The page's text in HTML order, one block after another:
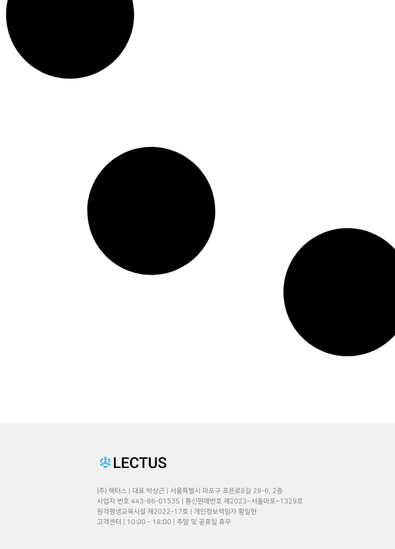
(주) 렉터스 | 대표 박상근 | 서울특별시 마포구 포은로8길 28-6, 2층
사업자 번호 443-86-01535 | 통신판매번호 제2023–서울마포–1329호
원격평생교육시설 제2022-17호 | 개인정보책임자 황일현
고객센터 | 10:00 - 18:00 | 주말 및 공휴일 휴무